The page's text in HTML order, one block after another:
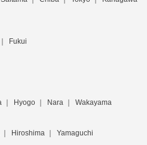
Fukui
Hyogo Nara Wakayama
Hiroshima Yamaguchi